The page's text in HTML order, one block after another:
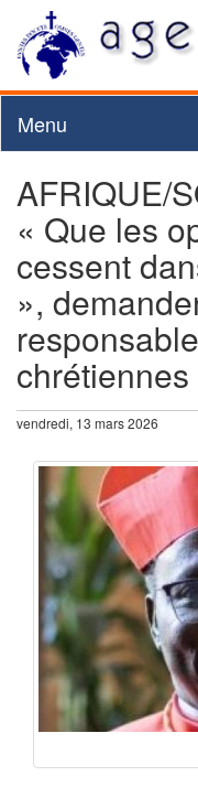
Menu
AFRIQUE/
« Que les
cessent
»,
chrétiennes
vendredi, 13 mars 2026